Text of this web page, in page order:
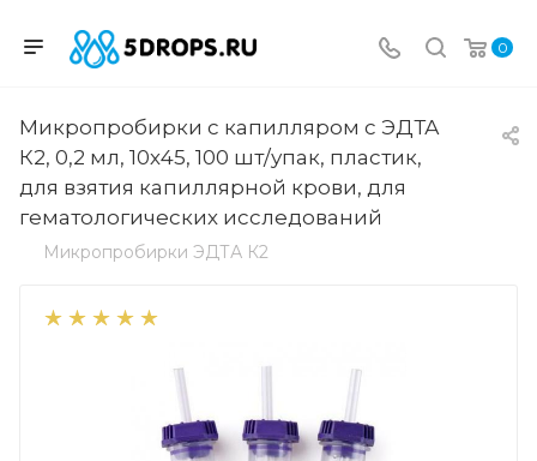
0
Микропробирки с капилляром с ЭДТА
К2, 0,2 мл, 10х45, 100 шт/упак, пластик,
для взятия капиллярной крови, для
гематологических исследований
Микропробирки ЭДТА К2